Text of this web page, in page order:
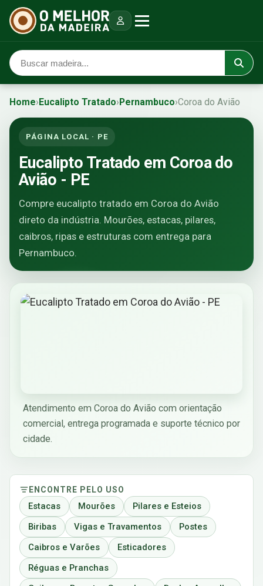
Home›Eucalipto Tratado›Pernambuco›Coroa do Avião
PÁGINA LOCAL · PE
Eucalipto Tratado em Coroa do
Avião - PE
Compre eucalipto tratado em Coroa do Avião
direto da indústria. Mourões, estacas, pilares,
caibros, ripas e estruturas com entrega para
Pernambuco.
Atendimento em Coroa do Avião com orientação
comercial, entrega programada e suporte técnico por
cidade.
ENCONTRE PELO USO
Estacas Mourões
Pilares e Esteios
Biribas
Vigas e Travamentos
Postes
Caibros e Varões
Esticadores
Réguas e Pranchas